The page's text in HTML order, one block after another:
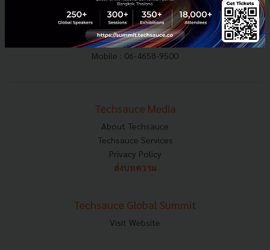
E-mail :contact@techsauce.co
Tel : 02-001-5375
Mobile : 06-4658-9500
Techsauce Media
About Techsauce
Techsauce Services
Privacy Policy
ส่งบทความ
Techsauce Global Summit
Visit Website